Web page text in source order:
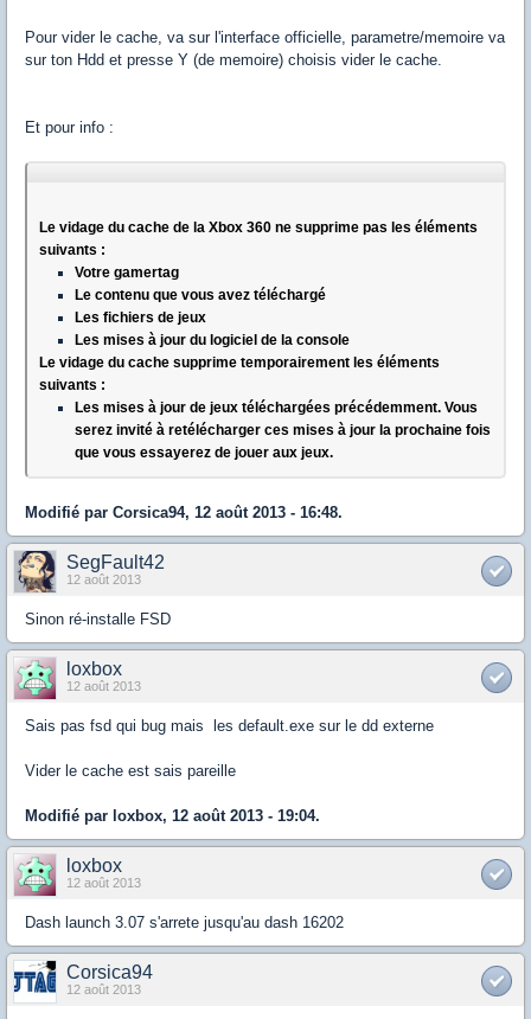
Pour vider le cache, va sur l'interface officielle, parametre/memoire va
sur ton Hdd et presse Y (de memoire) choisis vider le cache.
Et pour info :
Le vidage du cache de la Xbox 360 ne supprime pas les éléments
suivants :
Votre gamertag
Le contenu que vous avez téléchargé
Les fichiers de jeux
Les mises à jour du logiciel de la console
Le vidage du cache supprime temporairement les éléments
suivants :
Les mises à jour de jeux téléchargées précédemment. Vous
serez invité à retélécharger ces mises à jour la prochaine fois
que vous essayerez de jouer aux jeux.
Modifié par Corsica94, 12 août 2013 - 16:48.
SegFault42
12 août 2013
Sinon ré-installe FSD
loxbox
12 août 2013
Sais pas fsd qui bug mais les default.exe sur le dd externe
Vider le cache est sais pareille
Modifié par loxbox, 12 août 2013 - 19:04.
loxbox
12 août 2013
Dash launch 3.07 s'arrete jusqu'au dash 16202
Corsica94
12 août 2013